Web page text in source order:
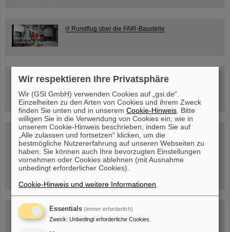
Rundflug über die FAIR-Baustelle
Besichtigung von GSI/FAIR –
jetzt Termin buchen!
Blog Beam On
Menschen...hinter GSI und FAIR.
Wir respektieren Ihre Privatsphäre
Wir (GSI GmbH) verwenden Cookies auf „gsi.de“.
Einzelheiten zu den Arten von Cookies und ihrem Zweck
finden Sie unten und in unseremCookie-Hinweis . Bitte
willigen Sie in die Verwendung von Cookies ein, wie in
unserem Cookie-Hinweis beschrieben, indem Sie auf
„Alle zulassen und fortsetzen“ klicken, um die
bestmögliche Nutzererfahrung auf unseren Webseiten zu
haben. Sie können auch Ihre bevorzugten Einstellungen
vornehmen oder Cookies ablehnen (mit Ausnahme
unbedingt erforderlicher Cookies).
Cookie-Hinweis und weitere Informationen
Essentials (immer erforderlich)
Zweck: Unbedingt erforderliche Cookies